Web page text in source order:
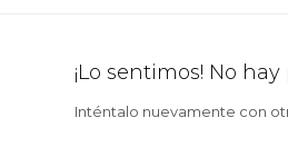
¡Lo sentimos! No
Inténtalo nuevamente con